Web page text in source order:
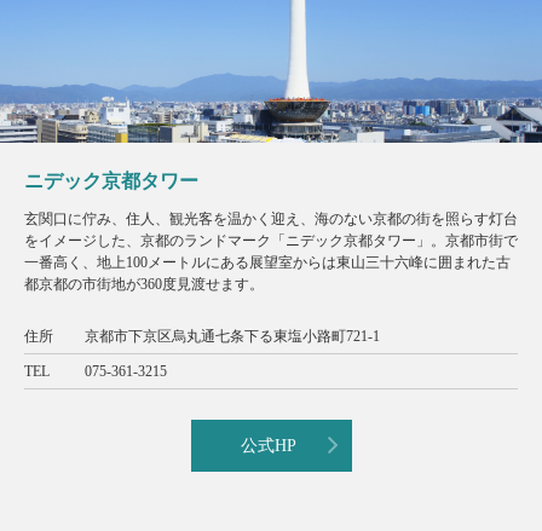
ニデック京都タワー
玄関口に佇み、住人、観光客を温かく迎え、海のない京都の街を照らす灯台
をイメージした、京都のランドマーク「ニデック京都タワー」。京都市街で
一番高く、地上100メートルにある展望室からは東山三十六峰に囲まれた古
都京都の市街地が360度見渡せます。
住所 京都市下京区烏丸通七条下る東塩小路町721-1
TEL 075-361-3215
公式HP